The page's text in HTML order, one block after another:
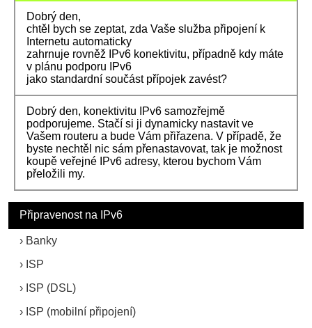
Dobrý den,
chtěl bych se zeptat, zda Vaše služba připojení k
Internetu automaticky
zahrnuje rovněž IPv6 konektivitu, případně kdy máte
v plánu podporu IPv6
jako standardní součást přípojek zavést?
Dobrý den, konektivitu IPv6 samozřejmě
podporujeme. Stačí si ji dynamicky nastavit ve
Vašem routeru a bude Vám přiřazena. V případě, že
byste nechtěl nic sám přenastavovat, tak je možnost
koupě veřejné IPv6 adresy, kterou bychom Vám
přeložili my.
Připravenost na IPv6
Banky
ISP
ISP (DSL)
ISP (mobilní připojení)